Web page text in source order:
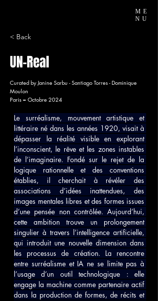
ME
NU
< Back
UN-Real
Curated by Janine Sarbu - Santiago Torres - Dominique
Moulon
Paris = Octobre 2024
Le surréalisme, mouvement artistique et
littéraire né dans les années 1920, visait à
dépasser la réalité visible en explorant
l’inconscient, le rêve et les zones instables
de l’imaginaire. Fondé sur le rejet de la
logique rationnelle et des conventions
établies, il cherchait à révéler des
associations d’idées inattendues, des
images mentales libres et des formes issues
d’une pensée non contrôlée. Aujourd’hui,
cette ambition trouve un prolongement
singulier à travers l’intelligence artificielle,
qui introduit une nouvelle dimension dans
les processus de création. La rencontre
entre surréalisme et IA ne se limite pas à
l’usage d’un outil technologique : elle
engage la machine comme partenaire actif
dans la production de formes, de récits et